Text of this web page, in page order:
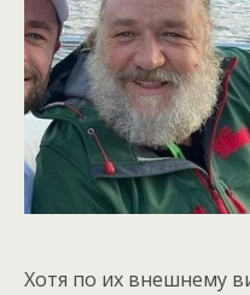
Хотя по их внешнему